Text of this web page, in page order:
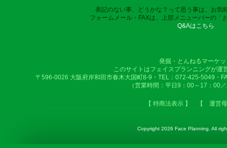
表記のない事、どうかな？って思う事は、お気
フォームメール・FAXは、上部メニューバーの「
Q&Aはこちら
発掘・とんねるマーケ
このサイトはフェイスプランニングが運
〒596-0026 大阪府岸和田市春木大国町8-9・TEL：072-425-5049・
（営業時間：平日9：00～17：00
【 特商法表示 】 【 運営
Copyright 2026 Face Planning. All